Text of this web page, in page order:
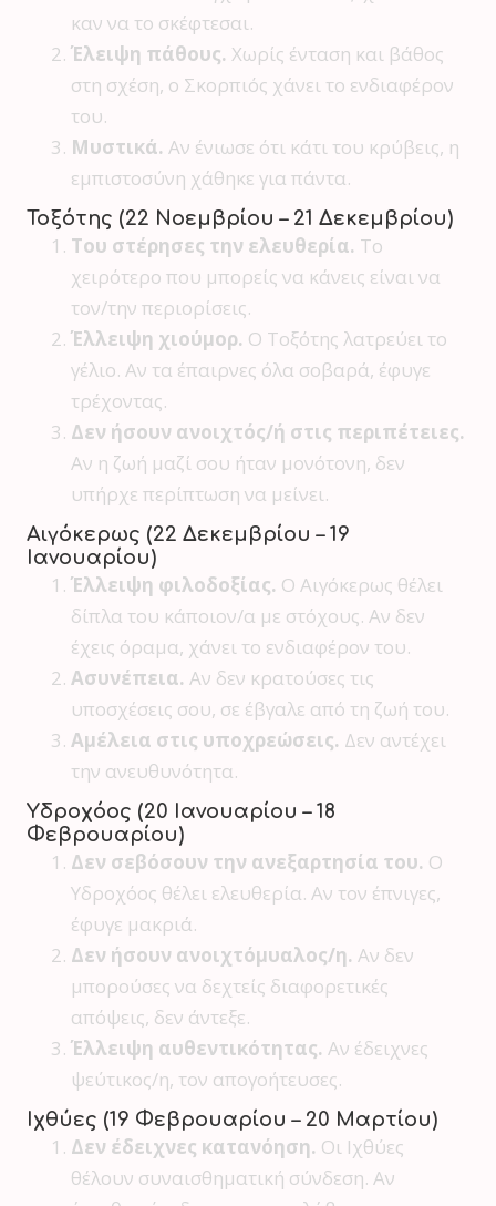
καν να το σκέφτεσαι.
Έλειψη πάθους. Χωρίς ένταση και βάθος
στη σχέση, ο Σκορπιός χάνει το ενδιαφέρον
του.
Μυστικά. Αν ένιωσε ότι κάτι του κρύβεις, η
εμπιστοσύνη χάθηκε για πάντα.
Τοξότης (22 Νοεμβρίου – 21 Δεκεμβρίου)
Του στέρησες την ελευθερία. Το
χειρότερο που μπορείς να κάνεις είναι να
τον/την περιορίσεις.
Έλλειψη χιούμορ. Ο Τοξότης λατρεύει το
γέλιο. Αν τα έπαιρνες όλα σοβαρά, έφυγε
τρέχοντας.
Δεν ήσουν ανοιχτός/ή στις περιπέτειες.
Αν η ζωή μαζί σου ήταν μονότονη, δεν
υπήρχε περίπτωση να μείνει.
Αιγόκερως (22 Δεκεμβρίου – 19
Ιανουαρίου)
Έλλειψη φιλοδοξίας. Ο Αιγόκερως θέλει
δίπλα του κάποιον/α με στόχους. Αν δεν
έχεις όραμα, χάνει το ενδιαφέρον του.
Ασυνέπεια. Αν δεν κρατούσες τις
υποσχέσεις σου, σε έβγαλε από τη ζωή του.
Αμέλεια στις υποχρεώσεις. Δεν αντέχει
την ανευθυνότητα.
Υδροχόος (20 Ιανουαρίου – 18
Φεβρουαρίου)
Δεν σεβόσουν την ανεξαρτησία του. Ο
Υδροχόος θέλει ελευθερία. Αν τον έπνιγες,
έφυγε μακριά.
Δεν ήσουν ανοιχτόμυαλος/η. Αν δεν
μπορούσες να δεχτείς διαφορετικές
απόψεις, δεν άντεξε.
Έλλειψη αυθεντικότητας. Αν έδειχνες
ψεύτικος/η, τον απογοήτευσες.
Ιχθύες (19 Φεβρουαρίου – 20 Μαρτίου)
Δεν έδειχνες κατανόηση. Οι Ιχθύες
θέλουν συναισθηματική σύνδεση. Αν